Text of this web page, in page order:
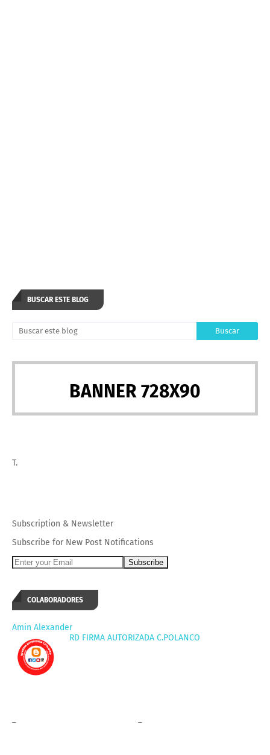
BUSCAR ESTE BLOG
BANNER 728X90
T.
Subscription & Newsletter
Subscribe for New Post Notifications
COLABORADORES
Amin Alexander
RD FIRMA AUTORIZADA C.POLANCO